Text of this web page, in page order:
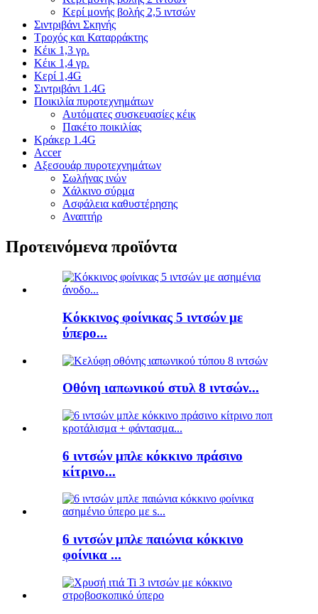
Κερί μονής βολής 2,5 ιντσών
Σιντριβάνι Σκηνής
Τροχός και Καταρράκτης
Κέικ 1,3 γρ.
Κέικ 1,4 γρ.
Κερί 1,4G
Σιντριβάνι 1.4G
Ποικιλία πυροτεχνημάτων
Αυτόματες συσκευασίες κέικ
Πακέτο ποικιλίας
Κράκερ 1.4G
Accer
Αξεσουάρ πυροτεχνημάτων
Σωλήνας ινών
Χάλκινο σύρμα
Ασφάλεια καθυστέρησης
Αναπτήρ
Προτεινόμενα προϊόντα
Κόκκινος φοίνικας 5 ιντσών με
ύπερο...
Οθόνη ιαπωνικού στυλ 8 ιντσών...
6 ιντσών μπλε κόκκινο πράσινο
κίτρινο...
6 ιντσών μπλε παιώνια κόκκινο
φοίνικα ...